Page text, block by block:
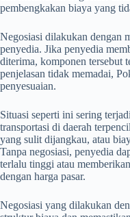
pembengkakan biaya yang
Negosiasi dilakukan dengan
penyedia. Jika penyedia
diterima, komponen tersebut
penjelasan tidak memadai,
penyesuaian.
Situasi seperti ini sering
transportasi di daerah
yang sulit dijangkau, atau
Tanpa negosiasi, penyedia
terlalu tinggi atau
dengan harga pasar.
Negosiasi yang dilakukan